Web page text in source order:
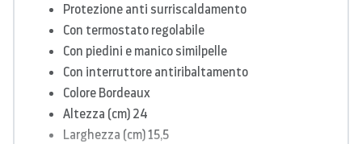
Protezione anti surriscaldamento
Con termostato regolabile
Con piedini e manico similpelle
Con interruttore antiribaltamento
Colore Bordeaux
Altezza (cm) 24
Larghezza (cm) 15,5